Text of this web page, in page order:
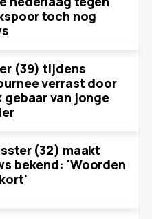
toch nog
(39) tijdens
verrast door
van jonge
(32) maakt
bekend: 'Woorden